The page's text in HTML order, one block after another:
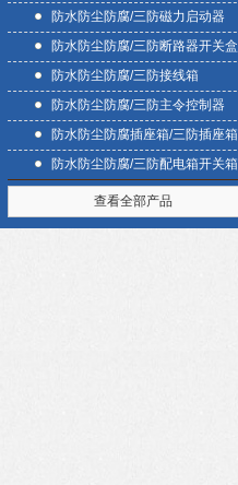
防水防尘防腐/三防磁力启动器
防水防尘防腐/三防断路器开关盒
防水防尘防腐/三防接线箱
防水防尘防腐/三防主令控制器
防水防尘防腐插座箱/三防插座箱
防水防尘防腐/三防配电箱开关箱
查看全部产品